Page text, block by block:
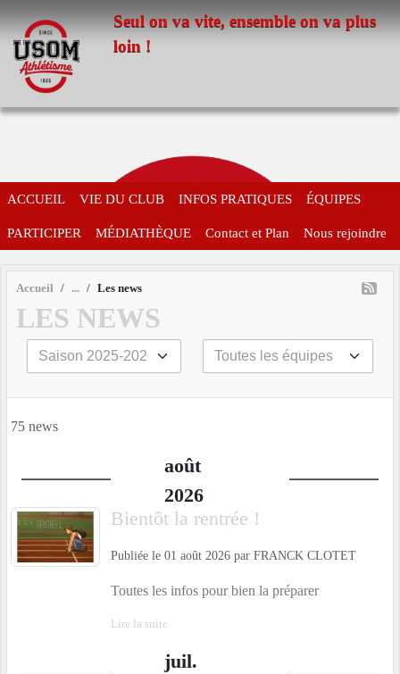
Seul on va vite, ensemble on va plus
loin !
ACCUEIL VIE DU CLUB INFOS PRATIQUES ÉQUIPES
PARTICIPER MÉDIATHÈQUE Contact et Plan Nous rejoindre
Accueil Les news
LES NEWS
75 news
août
2026
Bientôt la rentrée !
Publiée le 01 août 2026 par FRANCK CLOTET
Toutes les infos pour bien la préparer
Lire la suite
juil.